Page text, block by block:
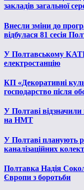
закладів загальної
Внесли зміни до
відбулася 81 сесія
У Полтавському
електростанцію
КП «Декоративні
господарство після
У Полтаві відзначили
на НМТ
У Полтаві планують
каналізаційних
Полтавка Надія
Європи з боротьби